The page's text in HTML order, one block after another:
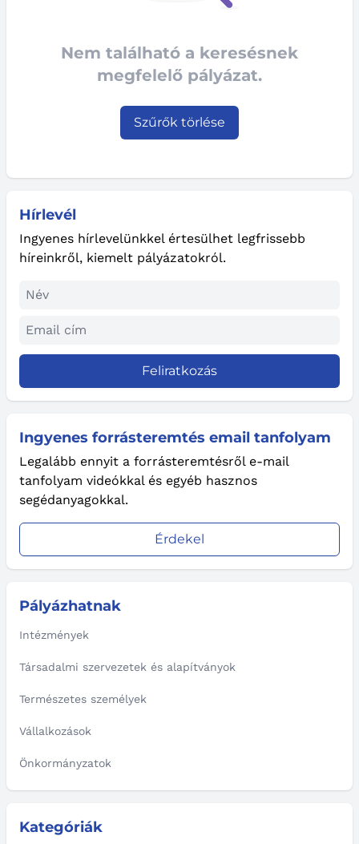
Hírlevél
Ingyenes hírlevelünkkel értesülhet legfrissebb
híreinkről, kiemelt pályázatokról.
Feliratkozás
Ingyenes forrásteremtés email tanfolyam
Legalább ennyit a forrásteremtésről e-mail
tanfolyam videókkal és egyéb hasznos
segédanyagokkal.
Érdekel
Pályázhatnak
Intézmények
Társadalmi szervezetek és alapítványok
Természetes személyek
Vállalkozások
Önkormányzatok
Kategóriák
Nem található a keresésnek
megfelelő pályázat.
Szűrők törlése